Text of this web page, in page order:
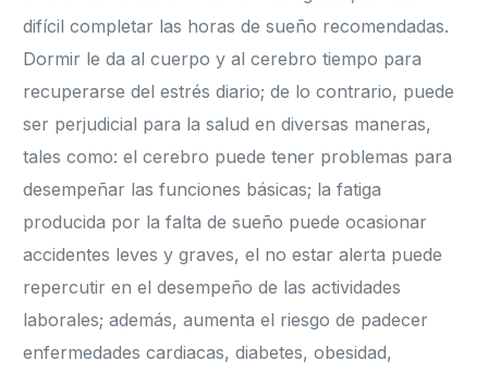
difícil completar las horas de sueño recomendadas.
Dormir le da al cuerpo y al cerebro tiempo para
recuperarse del estrés diario; de lo contrario, puede
ser perjudicial para la salud en diversas maneras,
tales como: el cerebro puede tener problemas para
desempeñar las funciones básicas; la fatiga
producida por la falta de sueño puede ocasionar
accidentes leves y graves, el no estar alerta puede
repercutir en el desempeño de las actividades
laborales; además, aumenta el riesgo de padecer
enfermedades cardiacas, diabetes, obesidad,